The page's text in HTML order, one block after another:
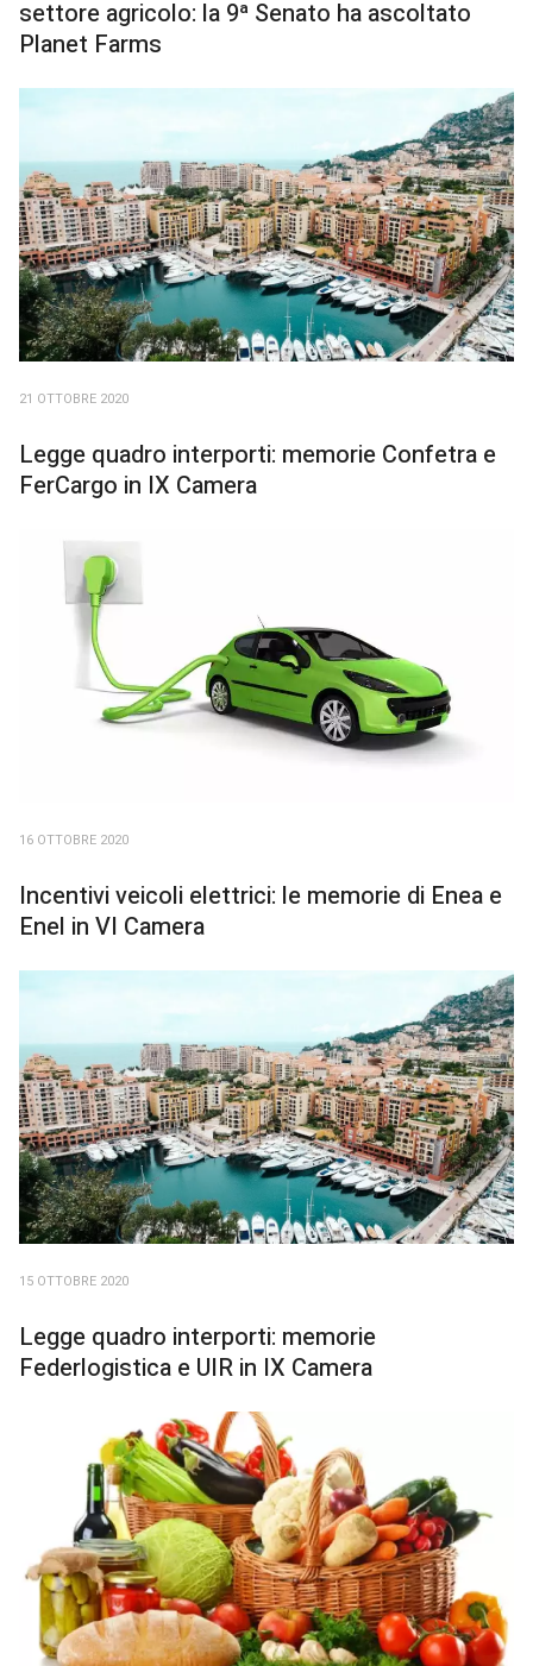
settore agricolo: la 9ª Senato ha ascoltato
Planet Farms
21 OTTOBRE 2020
Legge quadro interporti: memorie Confetra e
FerCargo in IX Camera
16 OTTOBRE 2020
Incentivi veicoli elettrici: le memorie di Enea e
Enel in VI Camera
15 OTTOBRE 2020
Legge quadro interporti: memorie
Federlogistica e UIR in IX Camera